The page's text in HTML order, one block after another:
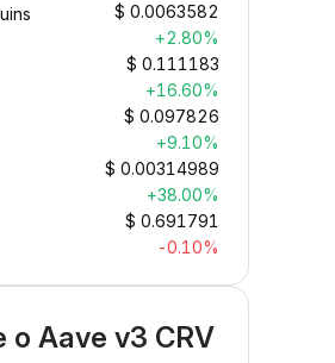
$ 0.0063582
+2.80%
$ 0.111183
+16.60%
$ 0.097826
+9.10%
$ 0.00314989
+38.00%
$ 0.691791
-0.10%
о Aave v3 CRV